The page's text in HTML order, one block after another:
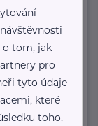
investiční
o tom, jak
pro
tyto údaje
které
toho,